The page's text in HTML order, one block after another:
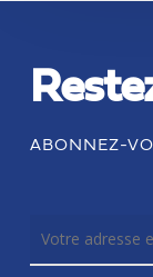
ABONNEZ-